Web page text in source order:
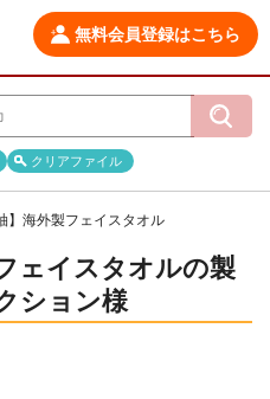
無料会員登録はこちら
クリアファイル
】海外製フェイスタオル
ェイスタオルの製
ション様